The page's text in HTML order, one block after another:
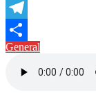
Copy
Link
Telegram
Compartir
General